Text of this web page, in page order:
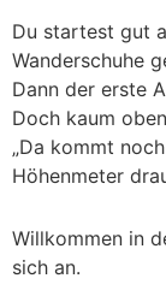
Du startest gut
Wanderschuhe
Dann der erste
Doch kaum
„Da kommt
Höhenmeter
Willkommen in
sich an.